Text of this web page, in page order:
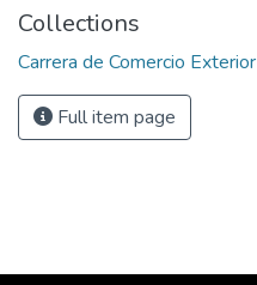
Collections
Carrera de Comercio Exterior
Full item page